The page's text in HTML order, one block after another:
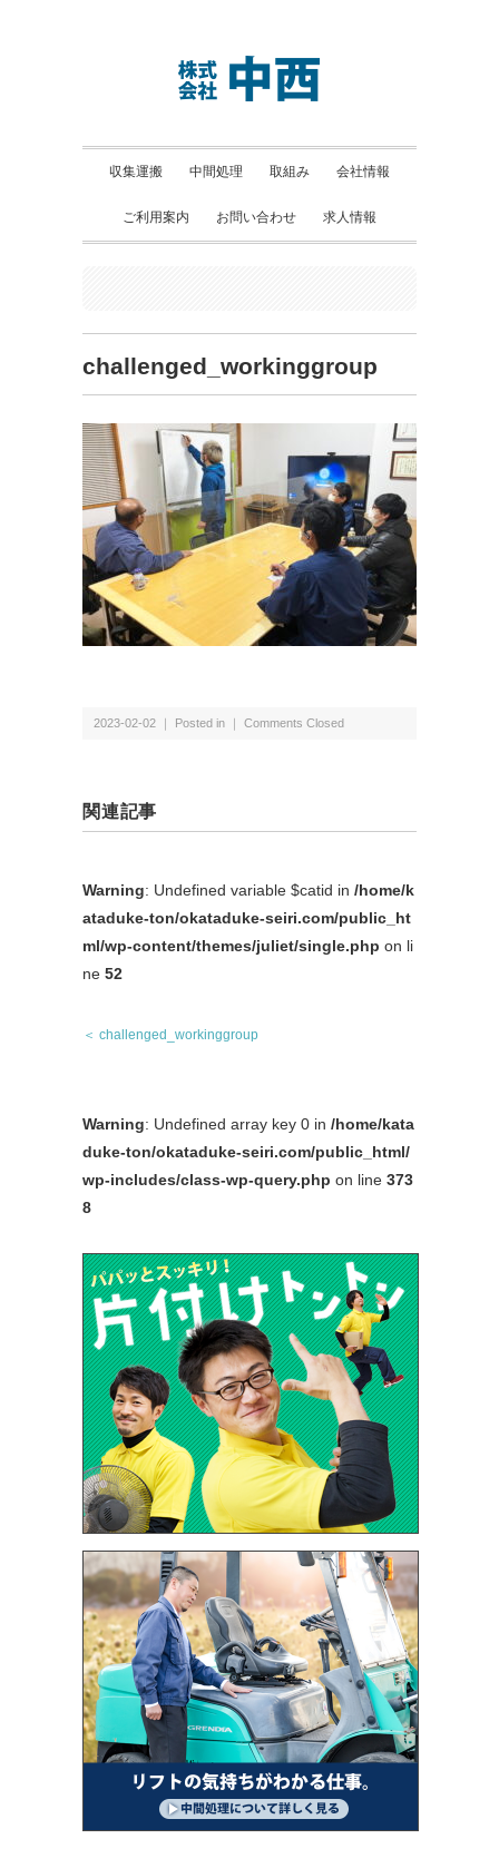
収集運搬 中間処理 取組み 会社情報
ご利用案内 お問い合わせ 求人情報
challenged_workinggroup
2023-02-02 ｜ Posted in ｜ Comments Closed
関連記事
Warning: Undefined variable $catid in /home/k
ataduke-ton/okataduke-seiri.com/public_ht
ml/wp-content/themes/juliet/single.php on li
ne 52
＜ challenged_workinggroup
Warning: Undefined array key 0 in /home/kata
duke-ton/okataduke-seiri.com/public_html/
wp-includes/class-wp-query.php on line 373
8